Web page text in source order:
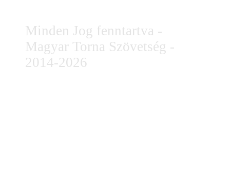
Minden Jog fenntartva -
Magyar Torna Szövetség -
2014-2026